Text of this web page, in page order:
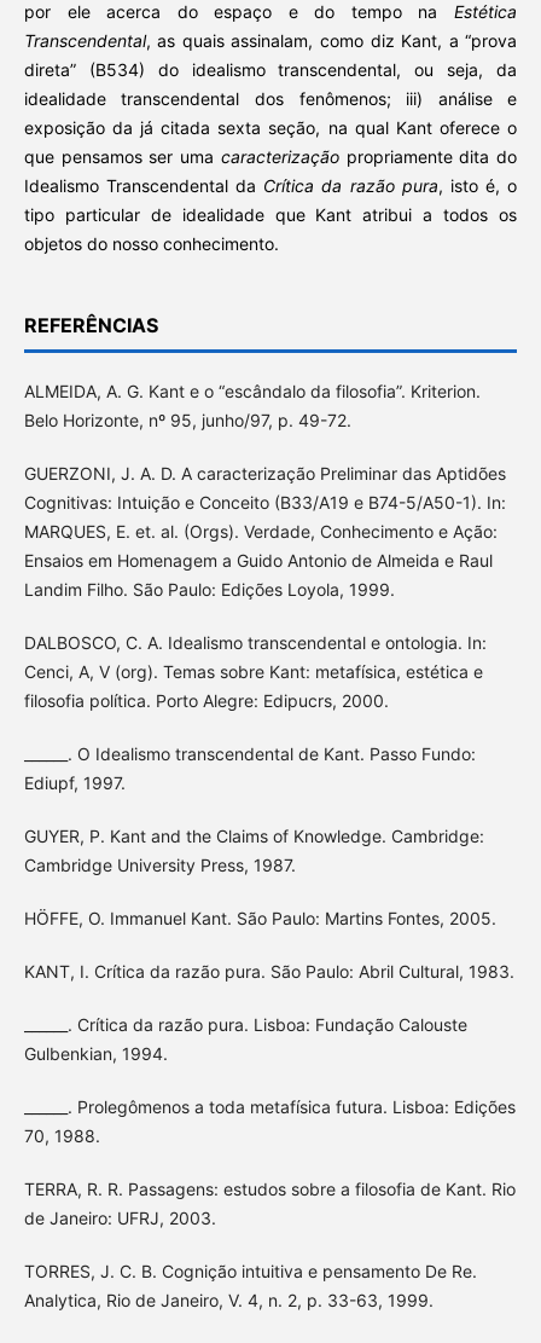
por ele acerca do espaço e do tempo naEstética
Transcendental, as quais assinalam, como diz Kant, a “prova
direta” (B534) do idealismo transcendental, ou seja, da
idealidade transcendental dos fenômenos; iii) análise e
exposição da já citada sexta seção, na qual Kant oferece o
que pensamos ser uma caracterizaçãopropriamente dita do
Idealismo Transcendental da Crítica da razão pura, isto é, o
tipo particular de idealidade que Kant atribui a todos os
objetos do nosso conhecimento.
REFERÊNCIAS
ALMEIDA, A. G. Kant e o “escândalo da filosofia”. Kriterion.
Belo Horizonte, nº 95, junho/97, p. 49-72.
GUERZONI, J. A. D. A caracterização Preliminar das Aptidões
Cognitivas: Intuição e Conceito (B33/A19 e B74-5/A50-1). In:
MARQUES, E. et. al. (Orgs). Verdade, Conhecimento e Ação:
Ensaios em Homenagem a Guido Antonio de Almeida e Raul
Landim Filho. São Paulo: Edições Loyola, 1999.
DALBOSCO, C. A. Idealismo transcendental e ontologia. In:
Cenci, A, V (org). Temas sobre Kant: metafísica, estética e
filosofia política. Porto Alegre: Edipucrs, 2000.
______. O Idealismo transcendental de Kant. Passo Fundo:
Ediupf, 1997.
GUYER, P. Kant and the Claims of Knowledge. Cambridge:
Cambridge University Press, 1987.
HÖFFE, O. Immanuel Kant. São Paulo: Martins Fontes, 2005.
KANT, I. Crítica da razão pura. São Paulo: Abril Cultural, 1983.
______. Crítica da razão pura. Lisboa: Fundação Calouste
Gulbenkian, 1994.
______. Prolegômenos a toda metafísica futura. Lisboa: Edições
70, 1988.
TERRA, R. R. Passagens: estudos sobre a filosofia de Kant. Rio
de Janeiro: UFRJ, 2003.
TORRES, J. C. B. Cognição intuitiva e pensamento De Re.
Analytica, Rio de Janeiro, V. 4, n. 2, p. 33-63, 1999.